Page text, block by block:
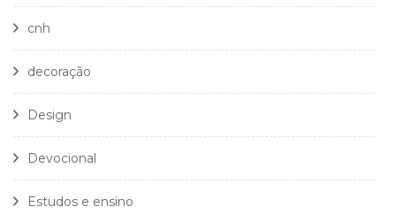
cnh
decoração
Design
Devocional
Estudos e ensino